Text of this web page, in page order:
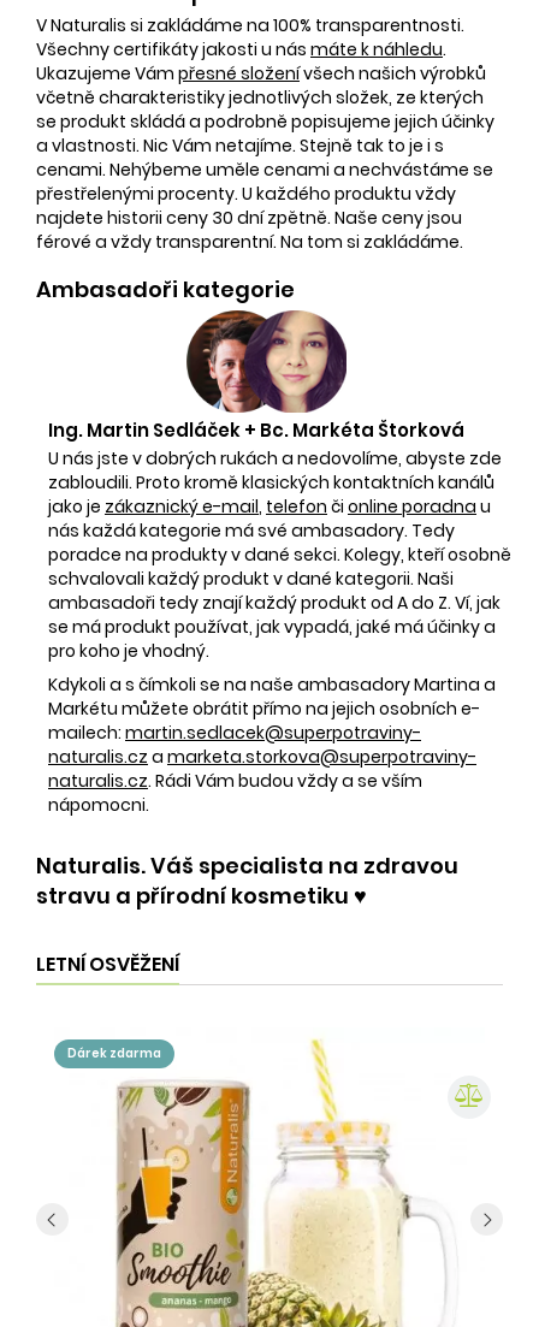
V Naturalis si zakládáme na 100% transparentnosti.
Všechny certifikáty jakosti u nás máte k náhledu.
Ukazujeme Vám přesné složenívšech našich výrobků
včetně charakteristiky jednotlivých složek, ze kterých
se produkt skládá a podrobně popisujeme jejich účinky
a vlastnosti. Nic Vám netajíme. Stejně tak to je i s
cenami. Nehýbeme uměle cenami a nechvástáme se
přestřelenými procenty. U každého produktu vždy
najdete historii ceny 30 dní zpětně. Naše ceny jsou
férové a vždy transparentní. Na tom si zakládáme.
Ambasadoři kategorie
Ing. Martin Sedláček + Bc. Markéta Štorková
U nás jste v dobrých rukách a nedovolíme, abyste zde
zabloudili. Proto kromě klasických kontaktních kanálů
jako je zákaznický e-mail, telefon či online poradna u
nás každá kategorie má své ambasadory. Tedy
poradce na produkty v dané sekci. Kolegy, kteří osobně
schvalovali každý produkt v dané kategorii. Naši
ambasadoři tedy znají každý produkt od A do Z. Ví, jak
se má produkt používat, jak vypadá, jaké má účinky a
pro koho je vhodný.
Kdykoli a s čímkoli se na naše ambasadory Martina a
Markétu můžete obrátit přímo na jejich osobních e-
mailech: martin.sedlacek@superpotraviny-
naturalis.cz a marketa.storkova@superpotraviny-
naturalis.cz. Rádi Vám budou vždy a se vším
nápomocni.
Naturalis. Váš specialista na zdravou
stravu a přírodní kosmetiku ♥️
LETNÍ OSVĚŽENÍ
dárek zdarma